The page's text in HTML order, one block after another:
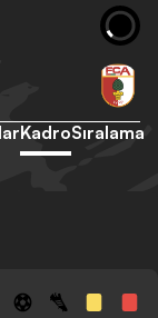
KadroSıralama